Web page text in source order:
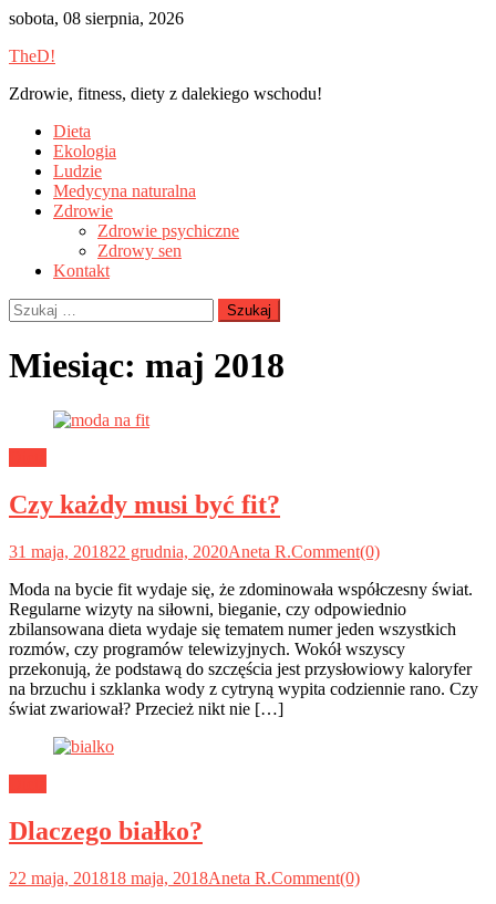
Skip
content
sobota, 08 sierpnia, 2026
TheD!
Zdrowie, fitness, diety z dalekiego wschodu!
Dieta
Ekologia
Ludzie
Medycyna naturalna
Zdrowie
Zdrowie psychiczne
Zdrowy sen
Kontakt
Szukaj:
Miesiąc: maj 2018
Czy każdy musi być fit?
31 maja, 201822 grudnia, 2020Aneta R.Comment(0)
Moda na bycie fit wydaje się, że zdominowała współczesny świat.
Regularne wizyty na siłowni, bieganie, czy odpowiednio
zbilansowana dieta wydaje się tematem numer jeden wszystkich
rozmów, czy programów telewizyjnych. Wokół wszyscy
przekonują, że podstawą do szczęścia jest przysłowiowy kaloryfer
na brzuchu i szklanka wody z cytryną wypita codziennie rano. Czy
świat zwariował? Przecież nikt nie […]
Dlaczego białko?
22 maja, 201818 maja, 2018Aneta R.Comment(0)